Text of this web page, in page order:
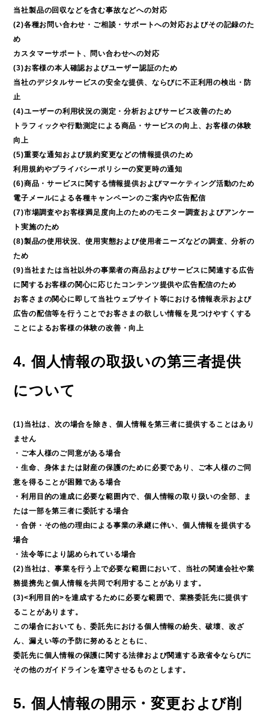
当社製品の回収などを含む事故などへの対応
(2)各種お問い合わせ・ご相談・サポートへの対応およびその記録のた
め
カスタマーサポート、問い合わせへの対応
(3)お客様の本人確認およびユーザー認証のため
当社のデジタルサービスの安全な提供、ならびに不正利用の検出・防
止
(4)ユーザーの利用状況の測定・分析およびサービス改善のため
トラフィックや行動測定による商品・サービスの向上、お客様の体験
向上
(5)重要な通知および規約変更などの情報提供のため
利用規約やプライバシーポリシーの変更時の通知
(6)商品・サービスに関する情報提供およびマーケティング活動のため
電子メールによる各種キャンペーンのご案内や広告配信
(7)市場調査やお客様満足度向上のためのモニター調査およびアンケー
ト実施のため
(8)製品の使用状況、使用実態および使用者ニーズなどの調査、分析の
ため
(9)当社または当社以外の事業者の商品およびサービスに関連する広告
に関するお客様の関心に応じたコンテンツ提供や広告配信のため
お客さまの関心に即して当社ウェブサイト等における情報表示および
広告の配信等を行うことでお客さまの欲しい情報を見つけやすくする
ことによるお客様の体験の改善・向上
4. 個人情報の取扱いの第三者提供
について
(1)当社は、次の場合を除き、個人情報を第三者に提供することはあり
ません
・ご本人様のご同意がある場合
・生命、身体または財産の保護のために必要であり、ご本人様のご同
意を得ることが困難である場合
・利用目的の達成に必要な範囲内で、個人情報の取り扱いの全部、ま
たは一部を第三者に委託する場合
・合併・その他の理由による事業の承継に伴い、個人情報を提供する
場合
・法令等により認められている場合
(2)当社は、事業を行う上で必要な範囲において、当社の関連会社や業
務提携先と個人情報を共同で利用することがあります。
(3)<利用目的>を達成するために必要な範囲で、業務委託先に提供す
ることがあります。
この場合においても、委託先における個人情報の紛失、破壊、改ざ
ん、漏えい等の予防に努めるとともに、
委託先に個人情報の保護に関する法律および関連する政省令ならびに
その他のガイドラインを遵守させるものとします。
5. 個人情報の開示・変更および削